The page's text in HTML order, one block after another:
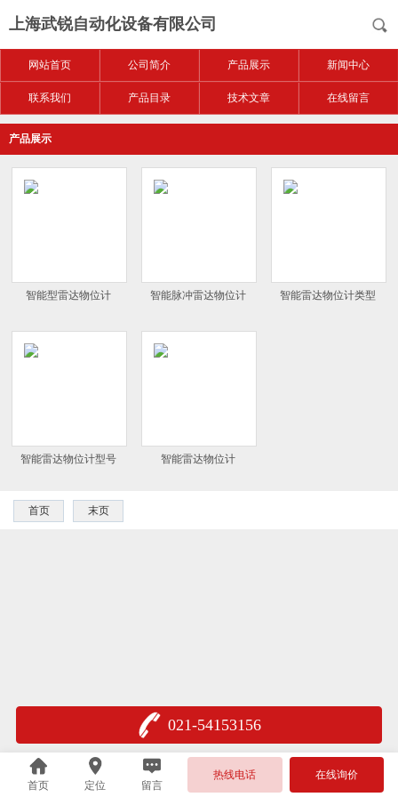
上海武锐自动化设备有限公司
网站首页 公司简介 产品展示 新闻中心
联系我们 产品目录 技术文章 在线留言
产品展示
智能型雷达物位计 智能脉冲雷达物位计 智能雷达物位计类型
智能雷达物位计型号 智能雷达物位计
首页 末页
021-54153156
首页 定位 留言
热线电话 在线询价